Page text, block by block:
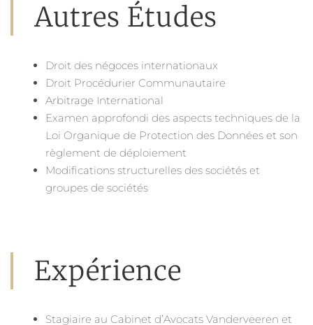
Autres Études
Droit des négoces internationaux
Droit Procédurier Communautaire
Arbitrage International
Examen approfondi des aspects techniques de la
Loi Organique de Protection des Données et son
règlement de déploiement
Modifications structurelles des sociétés et
groupes de sociétés
Expérience
Stagiaire au Cabinet d’Avocats Vanderveeren et